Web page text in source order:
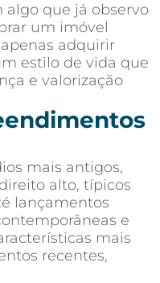
algo que já observo
um imóvel
adquirir
estilo de vida que
e valorização
mais antigos,
alto, típicos
lançamentos
e
mais
recentes,